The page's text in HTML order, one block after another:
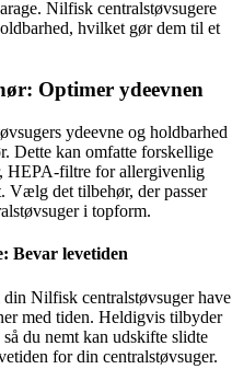
Nilfisk centralstøvsugere
hvilket gør dem til et
Optimer ydeevnen
ydeevne og holdbarhed
Dette kan omfatte forskellige
HEPA-filtre for allergivenlig
Vælg det tilbehør, der passer
i topform.
Bevar levetiden
Nilfisk centralstøvsuger have
med tiden. Heldigvis tilbyder
du nemt kan udskifte slidte
for din centralstøvsuger.